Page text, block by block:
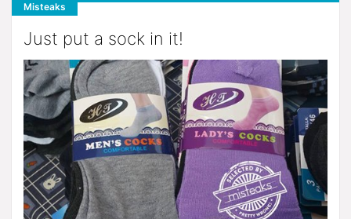
Misteaks
Just put a sock in it!